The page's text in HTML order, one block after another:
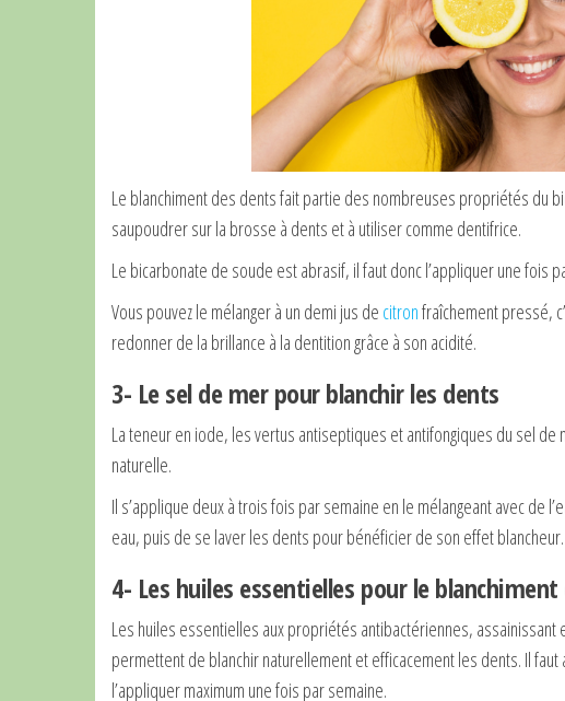
Le blanchiment des dents fait partie des nombreuses propriétés du
saupoudrer sur la brosse à dents et à utiliser comme dentifrice.
Le bicarbonate de soude est abrasif, il faut donc l’appliquer une fois
Vous pouvez le mélanger à un demi jus de citronfraîchement pressé,
redonner de la brillance à la dentition grâce à son acidité.
3- Le sel de mer pour blanchir les dents
La teneur en iode, les vertus antiseptiques et antifongiques du sel
naturelle.
Il s’applique deux à trois fois par semaine en le mélangeant avec de
eau, puis de se laver les dents pour bénéficier de son effet blancheur.
4- Les huiles essentielles pour le
Les huiles essentielles aux propriétés antibactériennes,
permettent de blanchir naturellement et efficacement les dents. Il
l’appliquer maximum une fois par semaine.